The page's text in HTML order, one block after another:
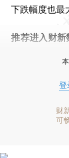
下跌幅度也最
推荐进入 财新
登
财
可